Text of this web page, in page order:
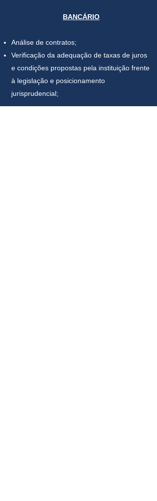
BANCÁRIO
Análise de contratos;
Verificação da adequação de taxas de juros
e condições propostas pela instituição frente
à legislação e posicionamento
jurisprudencial;